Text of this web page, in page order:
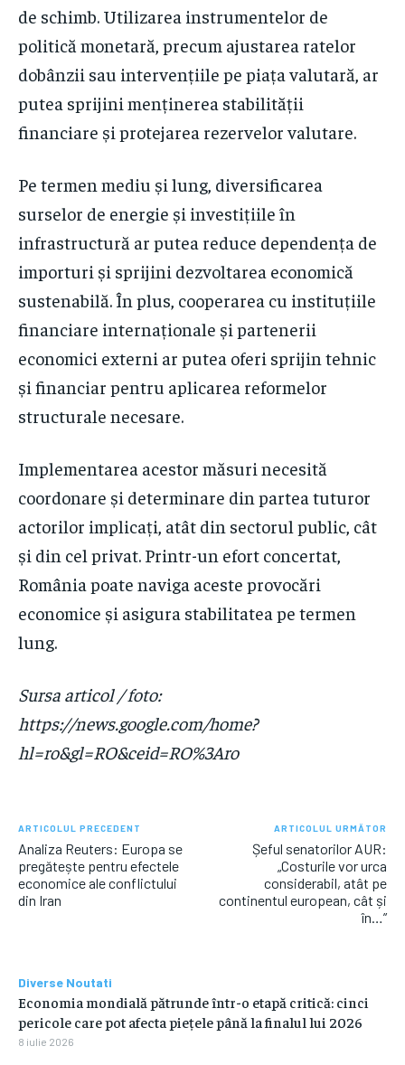
de schimb. Utilizarea instrumentelor de
politică monetară, precum ajustarea ratelor
dobânzii sau intervențiile pe piața valutară, ar
putea sprijini menținerea stabilității
financiare și protejarea rezervelor valutare.
Pe termen mediu și lung, diversificarea
surselor de energie și investițiile în
infrastructură ar putea reduce dependența de
importuri și sprijini dezvoltarea economică
sustenabilă. În plus, cooperarea cu instituțiile
financiare internaționale și partenerii
economici externi ar putea oferi sprijin tehnic
și financiar pentru aplicarea reformelor
structurale necesare.
Implementarea acestor măsuri necesită
coordonare și determinare din partea tuturor
actorilor implicați, atât din sectorul public, cât
și din cel privat. Printr-un efort concertat,
România poate naviga aceste provocări
economice și asigura stabilitatea pe termen
lung.
Sursa articol / foto:
https://news.google.com/home?
hl=ro&gl=RO&ceid=RO%3Aro
ARTICOLUL PRECEDENT
Analiza Reuters: Europa se
pregătește pentru efectele
economice ale conflictului
din Iran
ARTICOLUL URMĂTOR
Șeful senatorilor AUR:
„Costurile vor urca
considerabil, atât pe
continentul european, cât și
în…”
Diverse Noutati
Economia mondială pătrunde într-o etapă critică: cinci
pericole care pot afecta piețele până la finalul lui 2026
8 iulie 2026